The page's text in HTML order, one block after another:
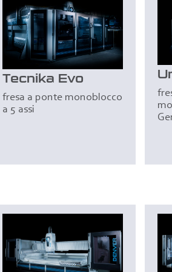
Tecnika Evo
fresa a ponte monoblocco
a 5 assi